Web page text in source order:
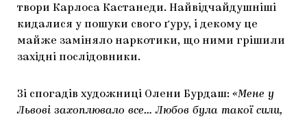
твори Карлоса Кастанеди. Найвідчайдушніші
кидалися у пошуки свого ґуру, і декому це
майже заміняло наркотики, що ними грішили
західні послідовники.
Зі спогадів художниці Олени Бурдаш: «Мене у
Львові захоплювало все… Любов була такої сили,